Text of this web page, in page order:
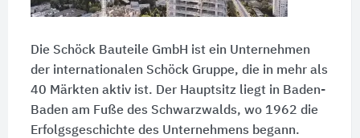
Die Schöck Bauteile GmbH ist ein Unternehmen
der internationalen Schöck Gruppe, die in mehr als
40 Märkten aktiv ist. Der Hauptsitz liegt in Baden-
Baden am Fuße des Schwarzwalds, wo 1962 die
Erfolgsgeschichte des Unternehmens begann.